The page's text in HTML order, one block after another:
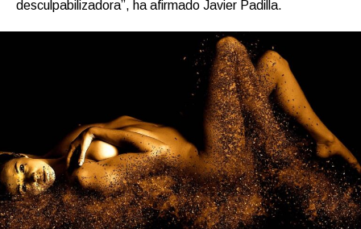
desculpabilizadora”, ha afirmado Javier Padilla.